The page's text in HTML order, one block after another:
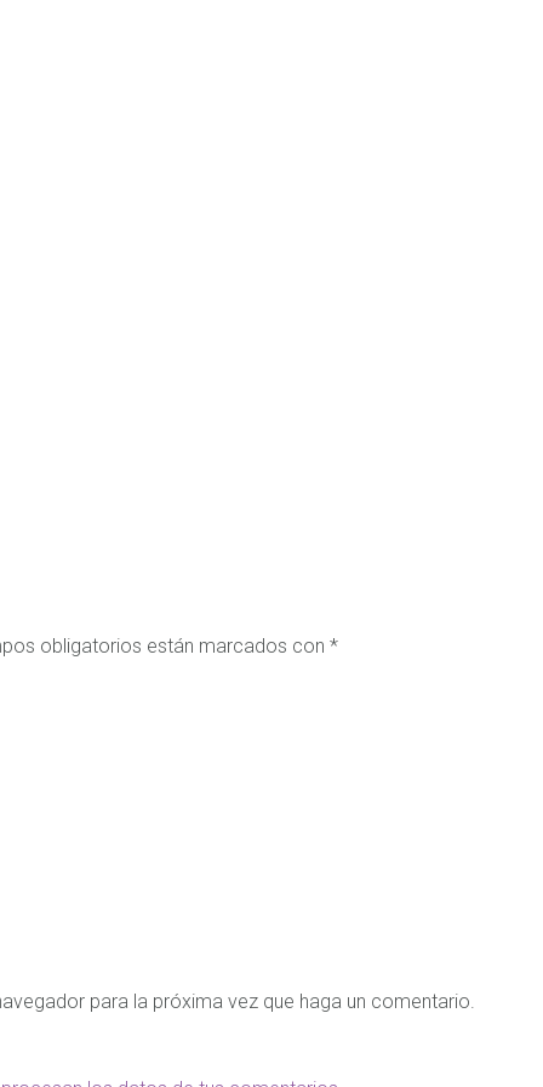
obligatorios están marcados con *
para la próxima vez que haga un comentario.